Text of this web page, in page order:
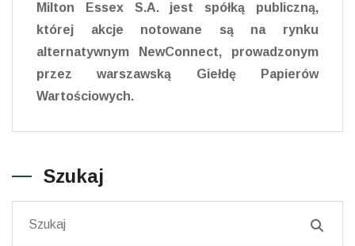
Milton Essex S.A. jest spółką publiczną,
której akcje notowane są na rynku
alternatywnym NewConnect, prowadzonym
przez warszawską Giełdę Papierów
Wartościowych.
Szukaj